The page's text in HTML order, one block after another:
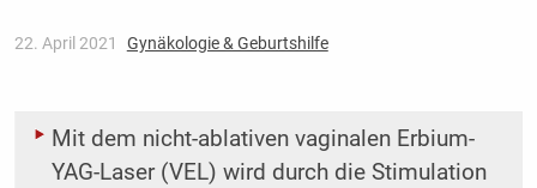
22. April 2021 Gynäkologie & Geburtshilfe
Mit dem nicht-ablativen vaginalen Erbium-
YAG-Laser (VEL) wird durch die Stimulation